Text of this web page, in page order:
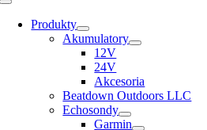
Toggle
NavigationProdukty
Akumulatory
12V
24V
Akcesoria
Beatdown Outdoors LLC
Echosondy
Garmin